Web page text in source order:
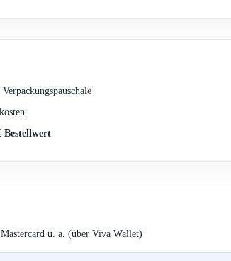
Bestellwert
u. a. (über Viva Wallet)